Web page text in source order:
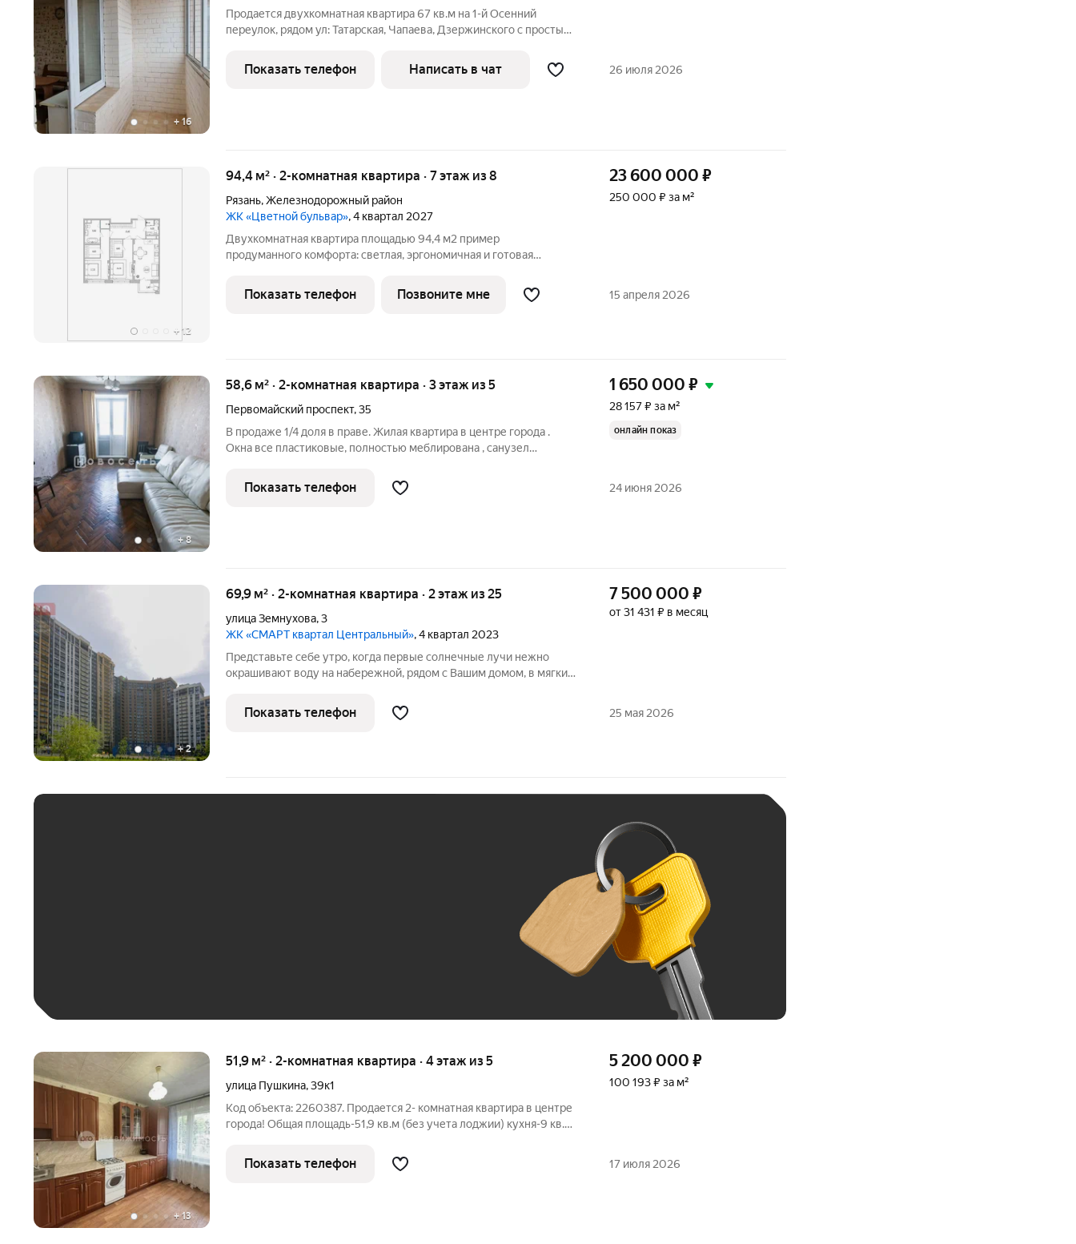
+ 16
Продается двухкомнатная квартира 67 кв.м на 1-й Осенний
переулок, рядом ул: Татарская, Чапаева, Дзержинского с простым
правильной формы, вторая с фигурным сферическим
исполнением, комнать
Показать телефон Написать в чат 26 июля 2026
+ 12
94,4 м² · 2-комнатная квартира · 7 этаж из 8
Рязань,Железнодорожный район
ЖК «Цветной бульвар», 4 квартал 2027
Двухкомнатная квартира площадью 94,4 м2 пример
продуманного комфорта: светлая, эргономичная и готовая
человека. Общая идея пространства Пропорции квартиры
позволяют чётко разделить
23 600 000 ₽
250 000 ₽ за м²
Показать телефон Позвоните мне 15 апреля 2026
+8
58,6 м² · 2-комнатная квартира · 3 этаж из 5
Первомайский проспект,35
В продаже 1/4 доля в праве. Жилая квартира в центре города .
Окна все пластиковые, полностью меблирована , санузел
спальные места, шкафы. Сообщите специалисту номер объекта!
1121504
1 650 000 ₽
28 157 ₽ за м²
онлайн показ
Показать телефон 24 июня 2026
+2
69,9 м² · 2-комнатная квартира · 2 этаж из 25
улица Земнухова,3
ЖК «СМАРТ квартал Центральный», 4 квартал 2023
Представьте себе утро, когда первые солнечные лучи нежно
окрашивают воду на набережной, рядом с Вашим домом, в мягкие
виды на спокойные воды и вечерние огни города. Это место для
прогулок,
7 500 000 ₽
от 31 431 ₽ в месяц
Показать телефон 25 мая 2026
+13
51,9 м² · 2-комнатная квартира · 4 этаж из 5
улица Пушкина,39к1
Код объекта: 2260387. Продается 2- комнатная квартира в центре
города! Общая площадь-51,9 кв.м (без учета лоджии) кухня-9 кв.м;
раздельный санузел; лоджия. В квартире косметический ремонт,
5 200 000 ₽
100 193 ₽ за м²
Показать телефон 17 июля 2026